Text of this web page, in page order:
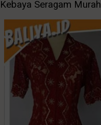
Kebaya Seragam Murah